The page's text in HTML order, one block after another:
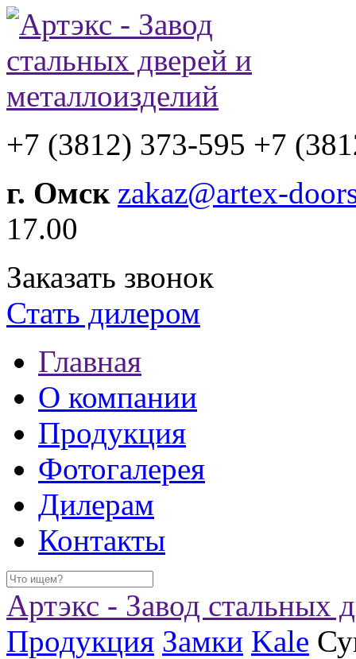
+7 (3812) 373-595 +7
г. Омск zakaz@artex-
17.00
Заказать звонок
Стать дилером
Главная
О компании
Продукция
Фотогалерея
Дилерам
Контакты
Артэкс - Завод стальных
Продукция Замки Kale